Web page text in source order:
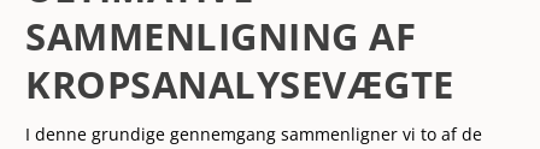
SAMMENLIGNING AF
KROPSANALYSEVÆGTE
I denne grundige gennemgang sammenligner vi to af de